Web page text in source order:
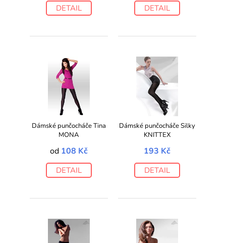
DETAIL DETAIL
Dámské punčocháče Tina
MONA
od 108 Kč
DETAIL
Dámské punčocháče Silky
KNITTEX
193 Kč
DETAIL